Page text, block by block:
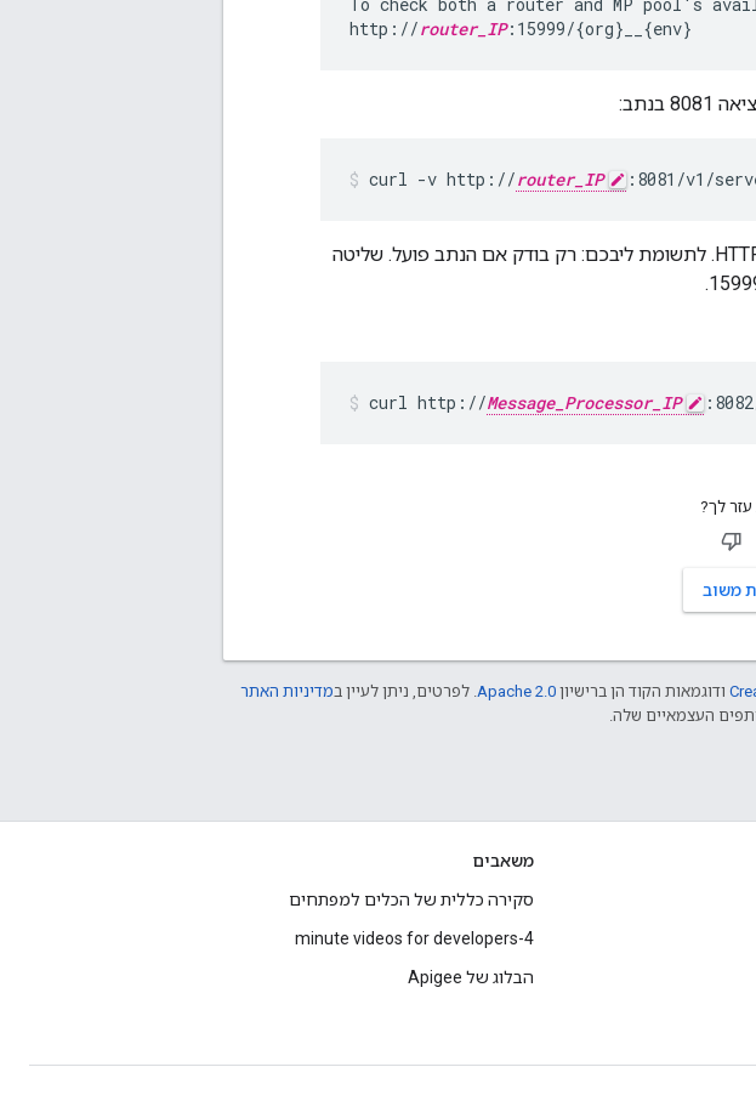
http://router_IP:15999/{org}__{env}
curl -v http://router_IP :8081/v1/
אם הנתב פועל, הבקשה מחזירה 'true'. בתשובה ו-HTTP 200. לתשומת ליבכם: רק בודק אם הנתב פועל. שליטה
curl http://Message_Processor_IP
לך?
משוב
ודוגמאות הקוד הן ברישיון Apache 2.0. לפרטים, ניתן לעיין במדיניות האתר
משאבים
סקירה כללית של הכלים למפתחים
4-minute videos for developers
הבלוג של Apigee